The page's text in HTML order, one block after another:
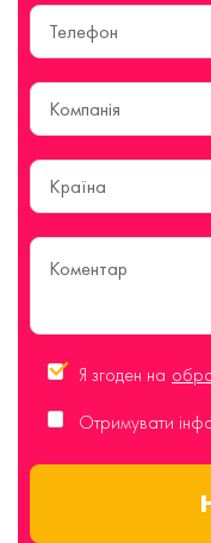
Країна
Я згоден на
Отримувати